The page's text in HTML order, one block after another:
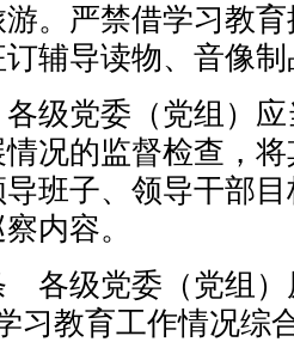
。严禁借学习教
辅导读物、音像
党委（党组）应
况的监督检查，
班子、领导干部
内容。
级党委（党组）
习教育工作情况综